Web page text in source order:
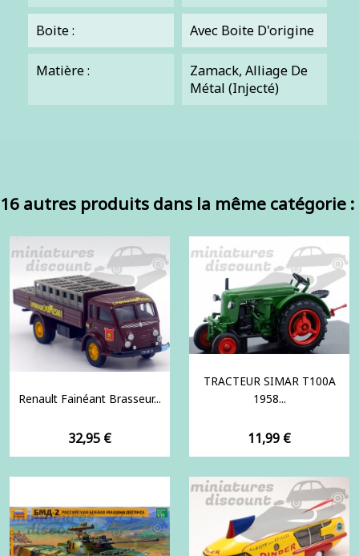
Boite : Avec Boite D'origine
Matière :
Zamack, Alliage De
Métal (injecté)
16 autres produits dans la même catégorie :
Renault Fainéant Brasseur...
Prix
32,95 €
TRACTEUR SIMAR T100A
1958...
Prix
11,99 €